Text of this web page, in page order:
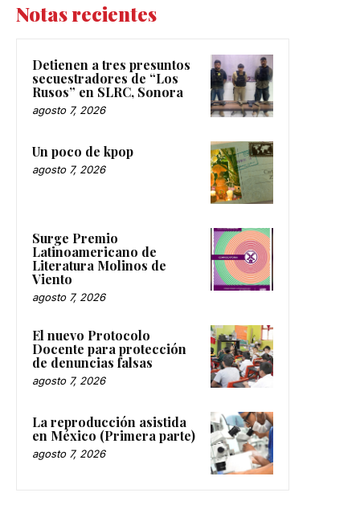
Notas recientes
Detienen a tres presuntos
secuestradores de “Los
Rusos” en SLRC, Sonora
agosto 7, 2026
Un poco de kpop
agosto 7, 2026
Surge Premio
Latinoamericano de
Literatura Molinos de
Viento
agosto 7, 2026
El nuevo Protocolo
Docente para protección
de denuncias falsas
agosto 7, 2026
La reproducción asistida
en México (Primera parte)
agosto 7, 2026